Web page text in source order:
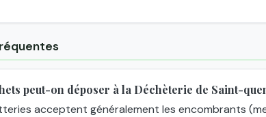
peut-on déposer à la Déchèterie de Saint-
acceptent généralement les encombrants